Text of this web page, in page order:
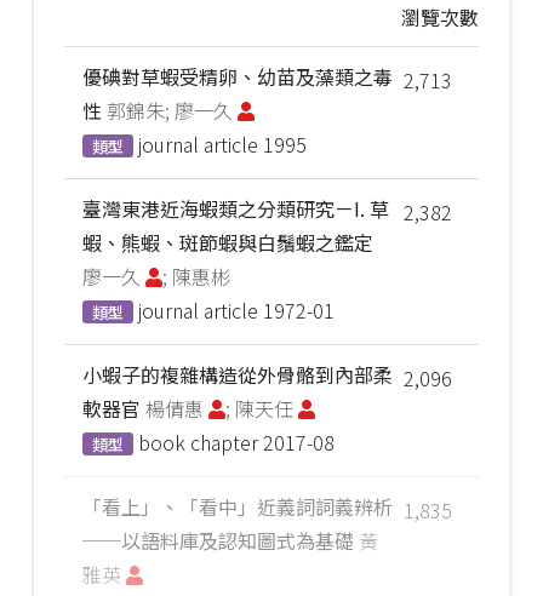
瀏覽次數
2,713
優碘對草蝦受精卵、幼苗及藻類之毒
性 郭錦朱; 廖一久
類型 journal article 1995
2,382
臺灣東港近海蝦類之分類研究－I. 草
蝦、熊蝦、斑節蝦與白鬚蝦之鑑定
廖一久
; 陳惠彬
類型 journal article 1972-01
2,096
小蝦子的複雜構造從外骨骼到內部柔
軟器官 楊倩惠 ; 陳天任
類型 book chapter2017-08
1,835
「看上」、「看中」近義詞詞義辨析
──以語料庫及認知圖式為基礎 黃
雅英